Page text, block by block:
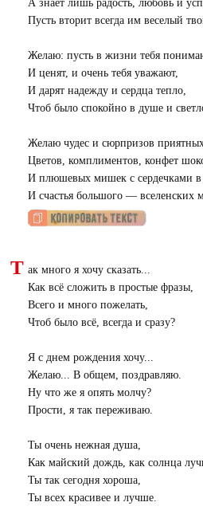
А знает лишь радость, любовь и
Пусть вторит всегда им веселый
Желаю: пусть в жизни тебя
И ценят, и очень тебя уважают,
И дарят надежду и сердца тепло,
Чтоб было спокойно в душе и
Желаю чудес и сюрпризов
Цветов, комплиментов, конфет
И плюшевых мишек с сердечками в
И счастья большого — вселенских
Т ак много я хочу сказать...
Как всё сложить в простые фразы,
Всего и много пожелать,
Чтоб было всё, всегда и сразу?
Я с днем рождения хочу...
Желаю... В общем, поздравляю.
Ну что же я опять молчу?
Прости, я так переживаю.
Ты очень нежная душа,
Как майский дождь, как солнца
Ты так сегодня хороша,
Ты всех красивее и лучше.